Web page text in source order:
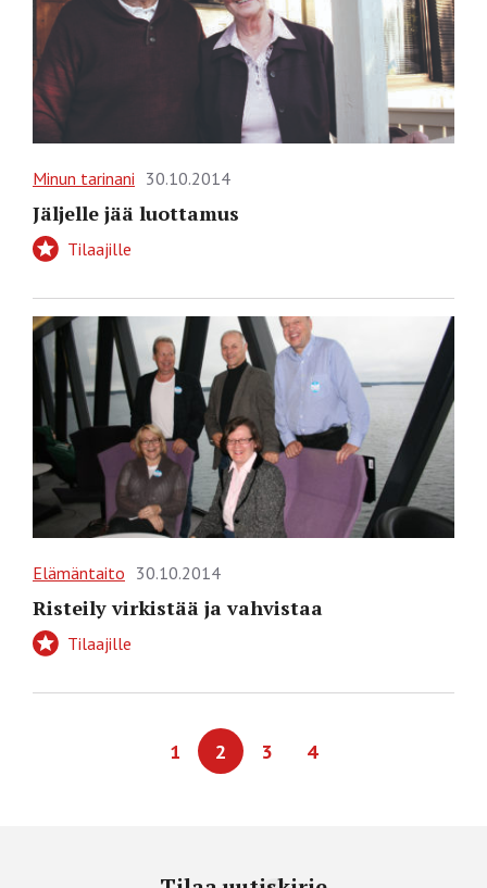
Minun tarinani 30.10.2014
Jäljelle jää luottamus
Tilaajille
Elämäntaito 30.10.2014
Risteily virkistää ja vahvistaa
Tilaajille
1 2 3 4